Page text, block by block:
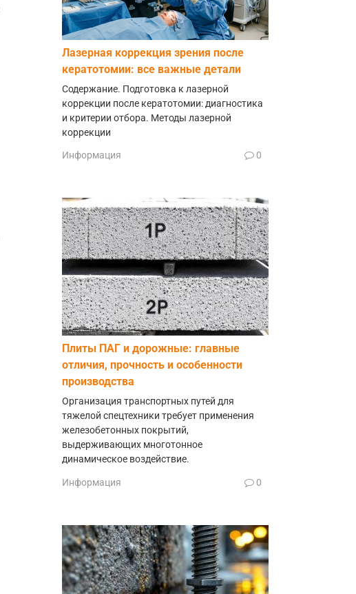
Лазерная коррекция зрения после
кератотомии: все важные детали
Содержание. Подготовка к лазерной
коррекции после кератотомии: диагностика
и критерии отбора. Методы лазерной
коррекции
Информация 0
Плиты ПАГ и дорожные: главные
отличия, прочность и особенности
производства
Организация транспортных путей для
тяжелой спецтехники требует применения
железобетонных покрытий,
выдерживающих многотонное
динамическое воздействие.
Информация 0